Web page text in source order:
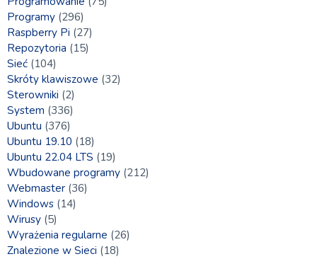
Programy (296)
Raspberry Pi (27)
Repozytoria (15)
Sieć (104)
Skróty klawiszowe (32)
Sterowniki (2)
System (336)
Ubuntu (376)
Ubuntu 19.10 (18)
Ubuntu 22.04 LTS (19)
Wbudowane programy (212)
Webmaster (36)
Windows (14)
Wirusy (5)
Wyrażenia regularne (26)
Znalezione w Sieci (18)